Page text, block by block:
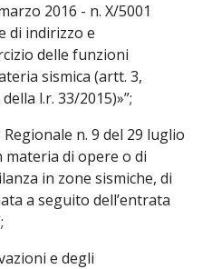
2016 - n. X/5001
di indirizzo e
delle funzioni
sismica (artt. 3,
l.r. 33/2015)»”;
n. 9 del 29 luglio
materia di opere o di
in zone sismiche, di
a seguito dell’entrata
e degli